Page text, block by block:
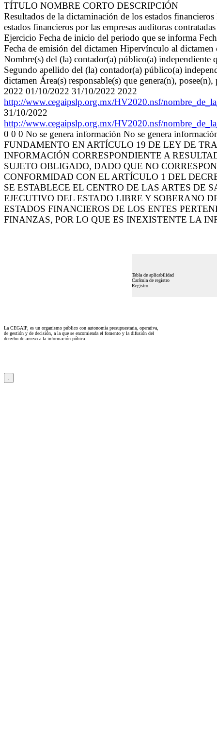
TÍTULO NOMBRE CORTO DESCRIPCIÓN
Resultados de la dictaminación de los estados
estados financieros por las empresas auditoras
Ejercicio Fecha de inicio del periodo que se informa
Fecha de emisión del dictamen Hipervínculo al dictamen
Nombre(s) del (la) contador(a) público(a) independiente
Segundo apellido del (la) contador(a) público(a)
dictamen Área(s) responsable(s) que genera(n),
2022 01/10/2022 31/10/2022 2022
http://www.cegaipslp.org.mx/HV2020.nsf/
31/10/2022
http://www.cegaipslp.org.mx/HV2020.nsf/
0 0 0 No se genera información No se genera
FUNDAMENTO EN ARTÍCULO 19 DE LEY DE
INFORMACIÓN CORRESPONDIENTE A
SUJETO OBLIGADO, DADO QUE NO
CONFORMIDAD CON EL ARTÍCULO 1 DEL
SE ESTABLECE EL CENTRO DE LAS ARTES DE
EJECUTIVO DEL ESTADO LIBRE Y SOBERANO
ESTADOS FINANCIEROS DE LOS ENTES
FINANZAS, POR LO QUE ES INEXISTENTE LA
Tabla de aplicabilidad
Carátula de registro
Registro
La CEGAIP, es un organismo público con autonomía presupuestaria, operativa,
de gestión y de decisión, a la que se encomienda el fomento y la difusión del
derecho de acceso a la información púbica.